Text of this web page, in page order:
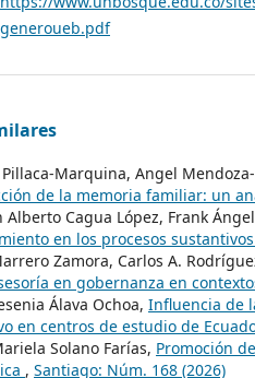
Marquina, Angel
de la memoria familiar: un
Alberto Cagua López, Frank
en los procesos
Zamora, Carlos A.
en gobernanza en
Álava Ochoa, Influencia de
en centros de estudio de
Solano Farías, Promoción
, Santiago: Núm. 168 (2026)